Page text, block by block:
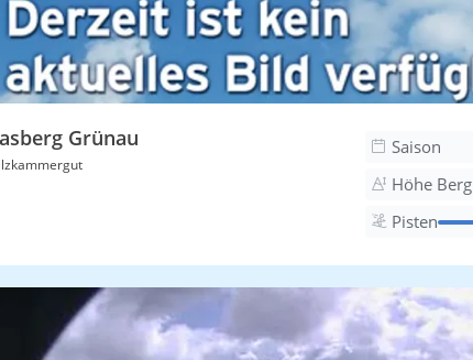
Grünau Saison
Höhe Berg
Pisten